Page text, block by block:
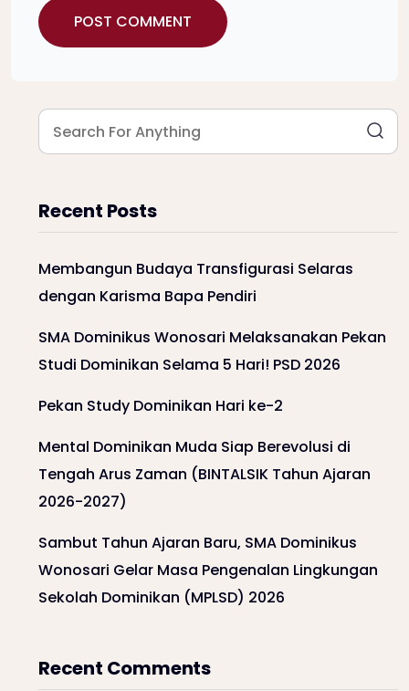
Recent Posts
Membangun Budaya Transfigurasi Selaras
dengan Karisma Bapa Pendiri
SMA Dominikus Wonosari Melaksanakan Pekan
Studi Dominikan Selama 5 Hari! PSD 2026
Pekan Study Dominikan Hari ke-2
Mental Dominikan Muda Siap Berevolusi di
Tengah Arus Zaman (BINTALSIK Tahun Ajaran
2026-2027)
Sambut Tahun Ajaran Baru, SMA Dominikus
Wonosari Gelar Masa Pengenalan Lingkungan
Sekolah Dominikan (MPLSD) 2026
Recent Comments